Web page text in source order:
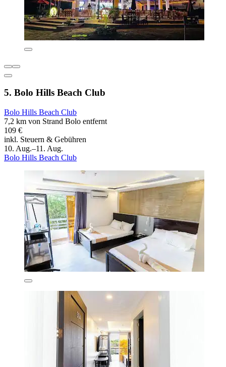
5. Bolo Hills Beach Club
Bolo Hills Beach Club
7,2 km von Strand Bolo entfernt
109 €
inkl. Steuern & Gebühren
10. Aug.–11. Aug.
Bolo Hills Beach Club